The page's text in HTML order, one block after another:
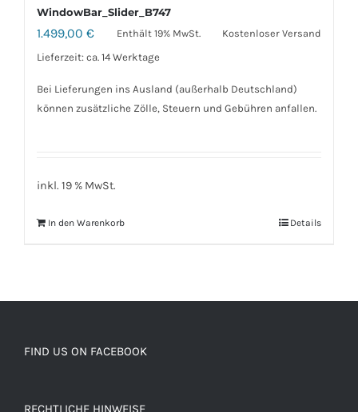
WindowBar_Slider_B747
1.499,00 € Enthält 19% MwSt.
Kostenloser Versand
Lieferzeit: ca. 14 Werktage
Bei Lieferungen ins Ausland (außerhalb Deutschland)
können zusätzliche Zölle, Steuern und Gebühren anfallen.
inkl. 19 % MwSt.
In den Warenkorb Details
FIND US ON FACEBOOK
RECHTLICHE HINWEISE